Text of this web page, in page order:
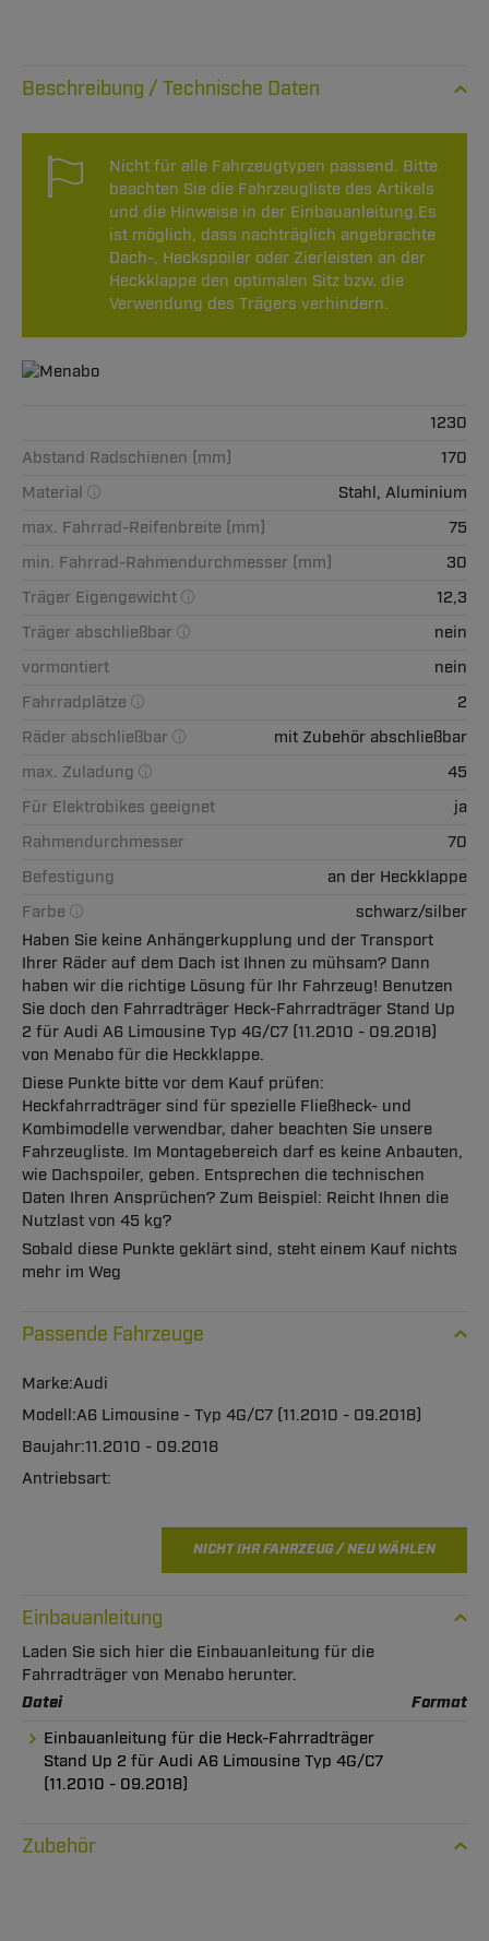
Technische Daten
Nicht für alle Fahrzeugtypen passend. Bitte
beachten Sie die Fahrzeugliste des Artikels
und die Hinweise in der Einbauanleitung.Es
ist möglich, dass nachträglich angebrachte
Dach-, Heckspoiler oder Zierleisten an der
Heckklappe den optimalen Sitz bzw. die
Verwendung des Trägers verhindern.
1230
Abstand Radschienen (mm)
170
Material
Stahl, Aluminium
max. Fahrrad-Reifenbreite (mm)
75
min. Fahrrad-Rahmendurchmesser (mm)
30
Träger Eigengewicht
12,3
Träger abschließbar
nein
vormontiert
nein
Fahrradplätze
2
Räder abschließbar
mit Zubehör abschließbar
max. Zuladung
45
Für Elektrobikes geeignet
ja
Rahmendurchmesser
70
Befestigung
an der Heckklappe
Farbe
schwarz/silber
Haben Sie keine Anhängerkupplung und der Transport
Ihrer Räder auf dem Dach ist Ihnen zu mühsam? Dann
haben wir die richtige Lösung für Ihr Fahrzeug! Benutzen
Sie doch den Fahrradträger Heck-Fahrradträger Stand Up
2 für Audi A6 Limousine Typ 4G/C7 (11.2010 - 09.2018)
von Menabo für die Heckklappe.
Diese Punkte bitte vor dem Kauf prüfen:
Heckfahrradträger sind für spezielle Fließheck- und
Kombimodelle verwendbar, daher beachten Sie unsere
Fahrzeugliste. Im Montagebereich darf es keine Anbauten,
wie Dachspoiler, geben. Entsprechen die technischen
Daten Ihren Ansprüchen? Zum Beispiel: Reicht Ihnen die
Nutzlast von 45 kg?
Sobald diese Punkte geklärt sind, steht einem Kauf nichts
mehr im Weg
Passende Fahrzeuge
Audi
A6 Limousine - Typ 4G/C7 (11.2010 - 09.2018)
11.2010 - 09.2018
NICHT IHR FAHRZEUG / NEU WÄHLEN
Einbauanleitung
Laden Sie sich hier die Einbauanleitung für die
Fahrradträger von Menabo herunter.
Datei Format
Einbauanleitung für die Heck-Fahrradträger
Stand Up 2 für Audi A6 Limousine Typ 4G/C7
(11.2010 - 09.2018)
Zubehör